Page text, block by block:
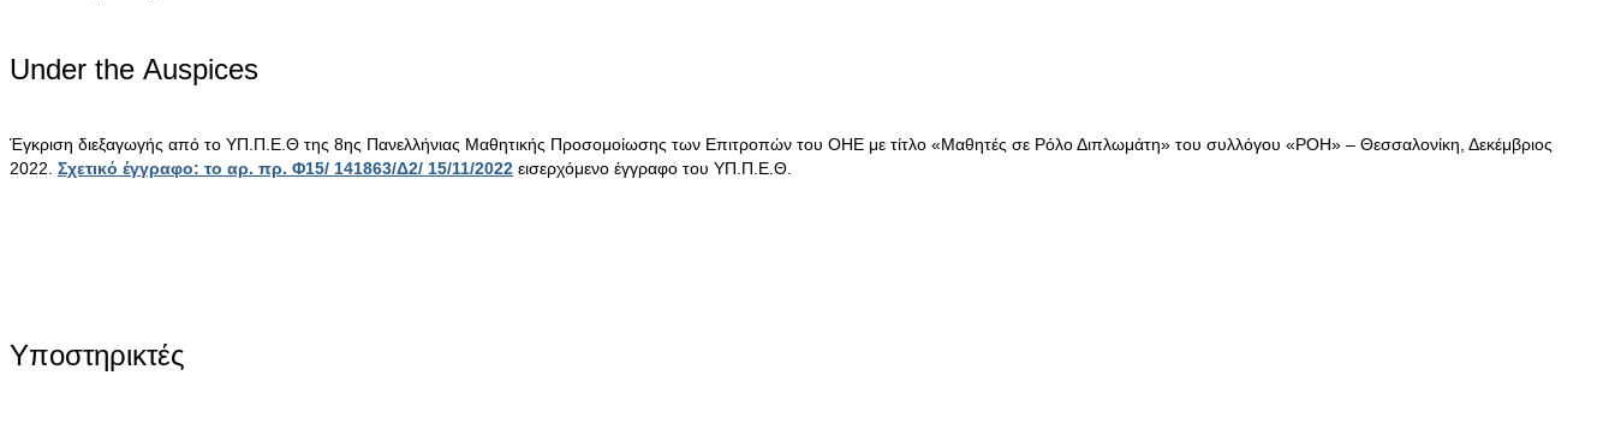
Under the Αuspices
Έγκριση διεξαγωγής από το ΥΠ.Π.Ε.Θ της 8ης Πανελλήνιας Μαθητικής Προσομοίωσης των Επιτροπών του ΟΗΕ με τίτλο «Μαθητές σε Ρόλο Διπλωμάτη» του συλλόγου «ΡΟΗ» – Θεσσαλονίκη, Δεκέμβριος
2022. Σχετικό έγγραφο: το αρ. πρ. Φ15/ 141863/Δ2/ 15/11/2022 εισερχόμενο έγγραφο του ΥΠ.Π.Ε.Θ.
Υποστηρικτές